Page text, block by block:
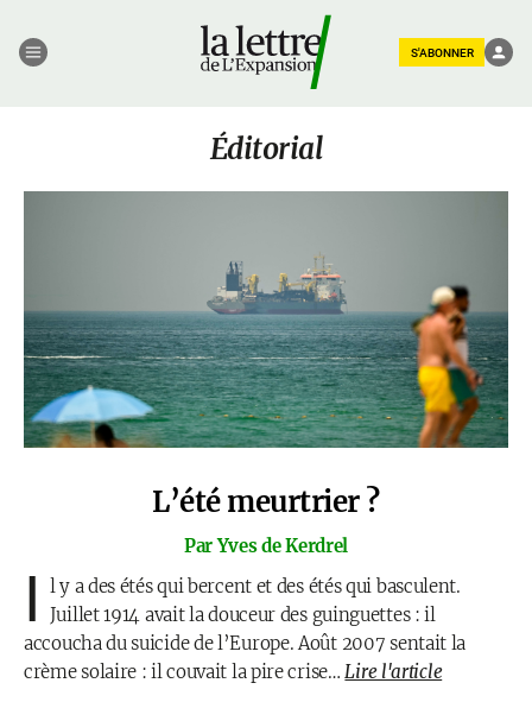
S'ABONNER
Éditorial
L’été meurtrier ?
Par Yves de Kerdrel
I
l y a des étés qui bercent et des étés qui basculent.
Juillet 1914 avait la douceur des guinguettes : il
accoucha du suicide de l’Europe. Août 2007 sentait la
crème solaire : il couvait la pire crise…Lire l'article